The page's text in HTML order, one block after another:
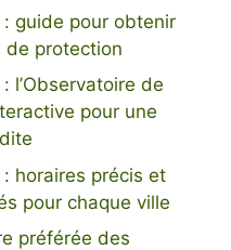
: guide pour obtenir
protection
l’Observatoire de
pour une
horaires précis et
pour chaque ville
préférée des